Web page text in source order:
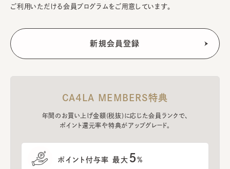
ご利用いただける会員プログラムをご用意しています。
CA4LA MEMBERS特典
年間のお買い上げ金額(税抜)に応じた会員ランクで、
ポイント還元率や特典がアップグレード。
ポイント付与率 最大 5%